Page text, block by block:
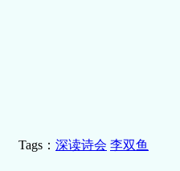
Tags： 深读诗会 李双鱼